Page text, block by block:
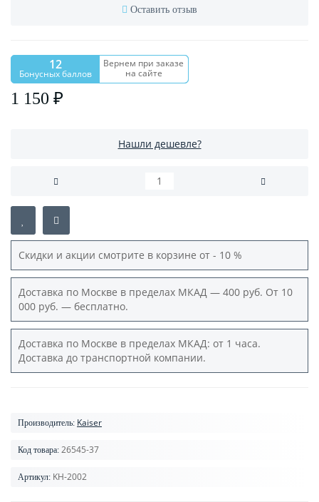
Оставить отзыв
12
Бонусных баллов
Вернем при заказе
на сайте
1 150 ₽
Нашли дешевле?
Скидки и акции смотрите в корзине от - 10 %
Доставка по Москве в пределах МКАД — 400 руб. От 10
000 руб. — бесплатно.
Доставка по Москве в пределах МКАД: от 1 часа.
Доставка до транспортной компании.
Производитель: Kaiser
Код товара: 26545-37
Артикул: KH-2002